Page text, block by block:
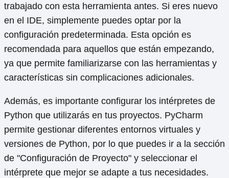
trabajado con esta herramienta antes. Si eres nuevo
en el IDE, simplemente puedes optar por la
configuración predeterminada. Esta opción es
recomendada para aquellos que están empezando,
ya que permite familiarizarse con las herramientas y
características sin complicaciones adicionales.
Además, es importante configurar los intérpretes de
Python que utilizarás en tus proyectos. PyCharm
permite gestionar diferentes entornos virtuales y
versiones de Python, por lo que puedes ir a la sección
de "Configuración de Proyecto" y seleccionar el
intérprete que mejor se adapte a tus necesidades.